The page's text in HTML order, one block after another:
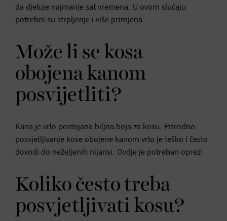
da djeluje najmanje sat vremena. U ovom slučaju
potrebni su strpljenje i više primjena.
Može li se kosa
obojena kanom
posvijetliti?
Kana je vrlo postojana biljna boja za kosu. Prirodno
posvjetljivanje kose obojene kanom vrlo je teško i često
dovodi do neželjenih nijansi. Ovdje je potreban oprez!
Koliko često treba
posvjetljivati kosu?